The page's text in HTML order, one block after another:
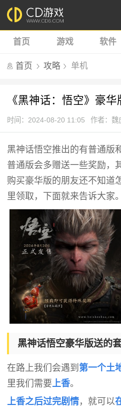
首页 游戏 软件
首页 攻略 单机
《黑神话：悟空》豪华
时间：2024-08-20 11:05 作者：魏
黑神话悟空推出的有普通版
普通版会多赠送一些奖励，
购买豪华版的朋友还不知道
里领取，下面就来告诉大家。
黑神话悟空豪华版送的
在路上我们会遇到第一个土
里我们需要上香。
上香之后过完剧情，就可以